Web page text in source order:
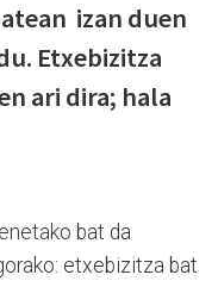
izan duen
Etxebizitza
ari dira; hala
bat da
etxebizitza bat